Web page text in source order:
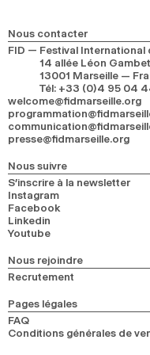
RECHERCHE
Nous contacter
FID — Festival International
14 allée Léon
13001 Marseille —
Tél: +33 (0)4 95 04
welcome@fidmarseille.org
presse@fidmarseille.org
Nous suivre
S’inscrire à la newsletter
Instagram
Facebook
Linkedin
Youtube
Nous rejoindre
Recrutement
Pages légales
FAQ
Conditions générales de